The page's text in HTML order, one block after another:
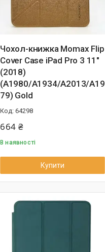
Чохол-книжка Momax Flip
Cover Case iPad Pro 3 11"
(2018)
(A1980/A1934/A2013/A19
79) Gold
64298
664 ₴
В наявності
Купити